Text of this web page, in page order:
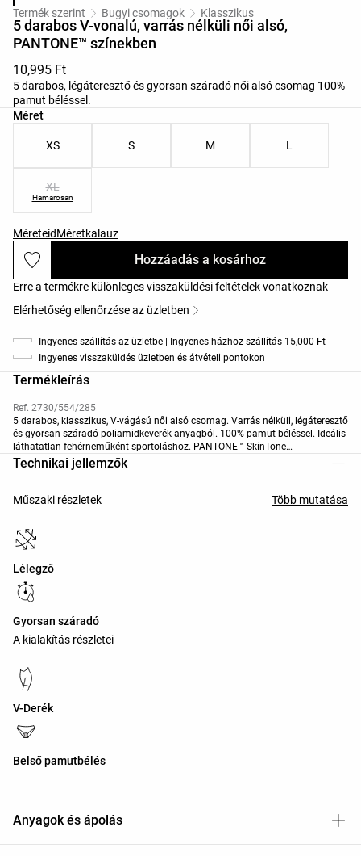
Termék szerint Bugyi csomagok Klasszikus
5 darabos V-vonalú, varrás nélküli női alsó,
PANTONE™ színekben
10,995 Ft
5 darabos, légáteresztő és gyorsan száradó női alsó csomag 100%
pamut béléssel.
Méret
Termékméretek listája
XS S M L
XL
Hamarosan
MéreteidMéretkalauz
Hozzáadás a kosárhoz
Erre a termékre különleges visszaküldési feltételekvonatkoznak
Elérhetőség ellenőrzése az üzletben
Ingyenes szállítás az üzletbe | Ingyenes házhoz szállítás 15,000 Ft
Ingyenes visszaküldés üzletben és átvételi pontokon
Termékleírás
Ref. 2730/554/285
5 darabos, klasszikus, V-vágású női alsó csomag. Varrás nélküli, légáteresztő
és gyorsan száradó poliamidkeverék anyagból. 100% pamut béléssel. Ideális
láthatatlan fehérneműként sportoláshoz. PANTONE™ SkinTone
árnyalatokban: 12-1404 Pink Tint, 15-1315 Rugby tan, 16-1221 Roebuck, 18-
1320 Clove, 17-1516 Burlwood.
Technikai jellemzők
Műszaki részletek Több mutatása
Lélegző
Gyorsan száradó
A kialakítás részletei
V-Derék
Belső pamutbélés
Anyagok és ápolás